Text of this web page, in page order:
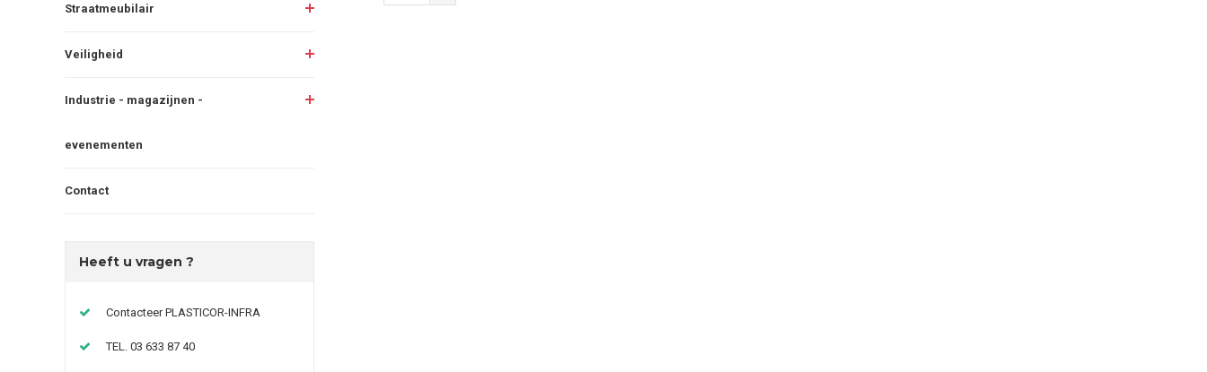
Straatmeubilair
Veiligheid
Industrie - magazijnen -
evenementen
Contact
Heeft u vragen ?
Contacteer PLASTICOR-INFRA
TEL. 03 633 87 40